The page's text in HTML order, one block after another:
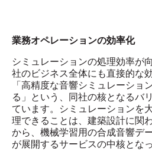
業務オペレーションの効率化
シミュレーションの処理効率が
社のビジネス全体にも直接的な
「高精度な音響シミュレーショ
る」という、同社の核となるバ
ています。シミュレーションを
理できることは、建築設計に関
から、機械学習用の合成音響デ
が展開するサービスの中核とな